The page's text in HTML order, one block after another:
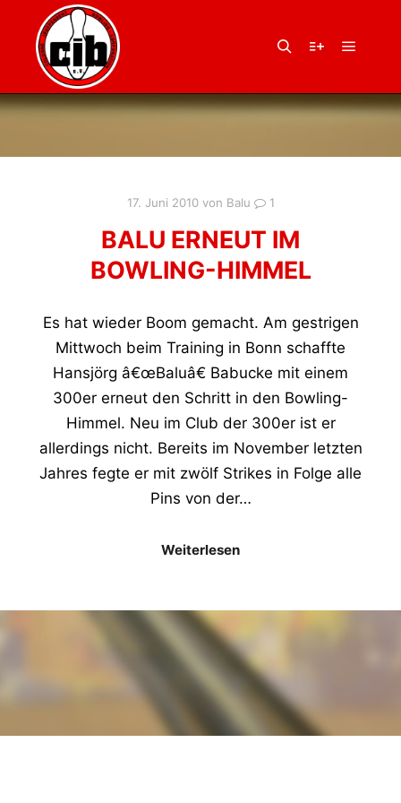
17. Juni 2010von Balu 1
BALU ERNEUT IM
BOWLING-HIMMEL
Es hat wieder Boom gemacht. Am gestrigen
Mittwoch beim Training in Bonn schaffte
Hansjörg â€œBaluâ€ Babucke mit einem
300er erneut den Schritt in den Bowling-
Himmel. Neu im Club der 300er ist er
allerdings nicht. Bereits im November letzten
Jahres fegte er mit zwölf Strikes in Folge alle
Pins von der…
Weiterlesen